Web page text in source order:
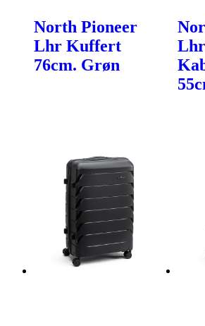
North Pioneer
Lhr Kuffert
76cm. Grøn
Lhr